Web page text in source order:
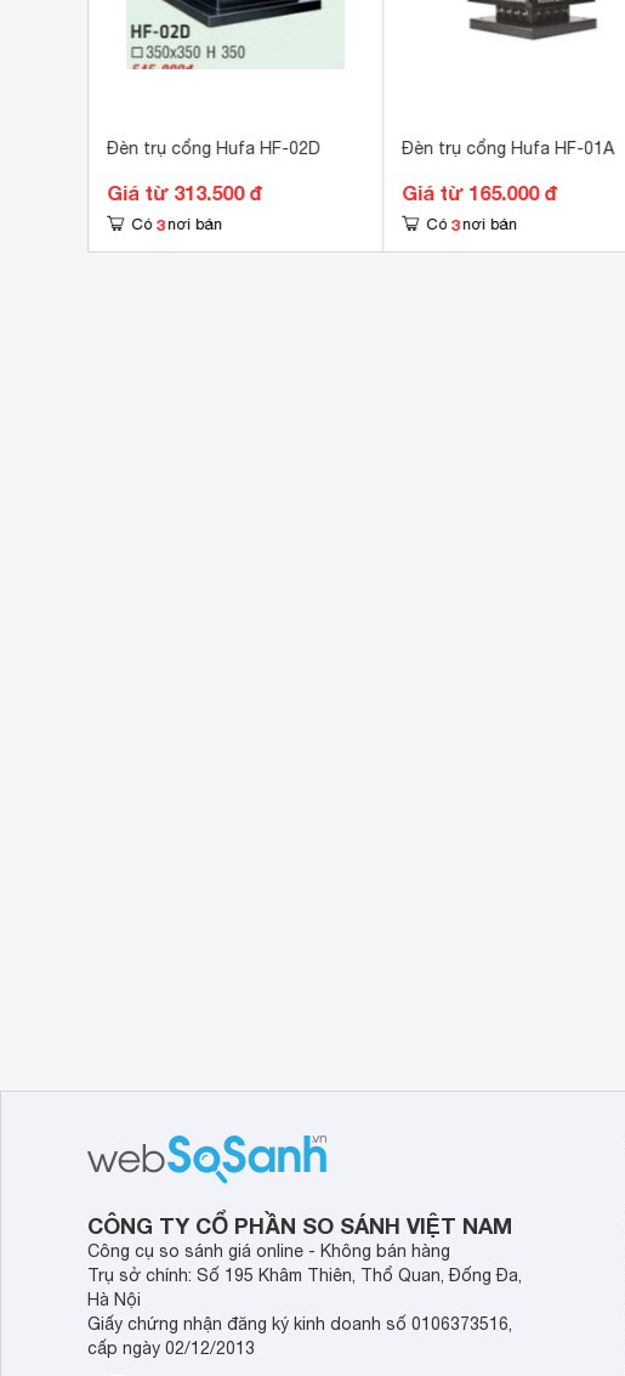
Đèn trụ cổng Hufa HF-02D
Giá từ 313.500 đ
Có 3 nơi bán
Đèn trụ cổng Hufa HF-01A
Giá từ 165.000 đ
Có 3 nơi bán
CÔNG TY CỔ PHẦN SO SÁNH VIỆT NAM
Công cụ so sánh giá online - Không bán hàng
Trụ sở chính: Số 195 Khâm Thiên, Thổ Quan, Đống Đa,
Hà Nội
Giấy chứng nhận đăng ký kinh doanh số 0106373516,
cấp ngày 02/12/2013